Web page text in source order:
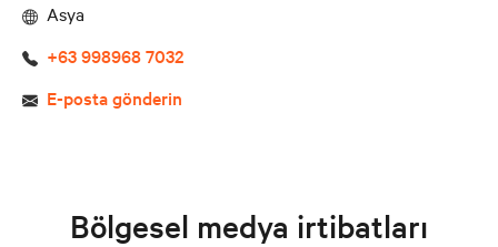
Asya
+63 998968 7032
E-posta gönderin
Bölgesel medya irtibatları